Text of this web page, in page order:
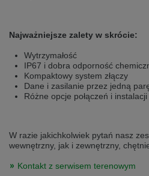
Váš prohlížeč se zdá být v jiném jazyce,
stránka je k dispozici také v angličtině.
Přepněte na anglickou verzi
We have detected, that your browser
Switch to English version Stay
Najważniejsze zalety w skrócie:
Wytrzymałość
IP67 i dobra odporność
Kompaktowy system złączy
Dane i zasilanie przez jedną
Różne opcje połączeń i
W razie jakichkolwiek pytań nasz
wewnętrzny, jak i zewnętrzny,
Kontakt z serwisem terenowym